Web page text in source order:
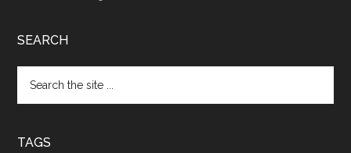
SEARCH
the
TAGS